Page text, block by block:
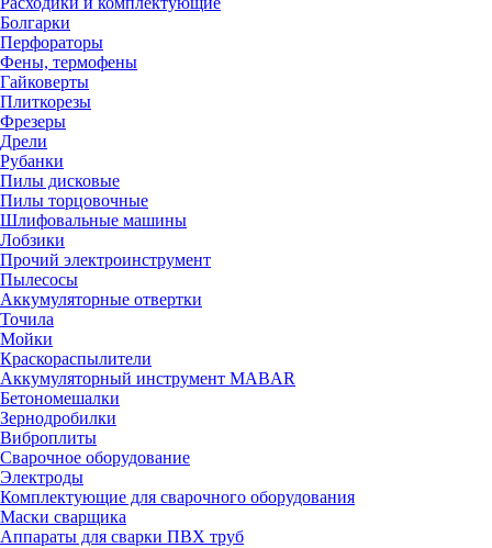
Болгарки
Перфораторы
Фены, термофены
Гайковерты
Плиткорезы
Фрезеры
Дрели
Рубанки
Пилы дисковые
Пилы торцовочные
Шлифовальные машины
Лобзики
Прочий электроинструмент
Пылесосы
Аккумуляторные отвертки
Точила
Мойки
Краскораспылители
Аккумуляторный инструмент MABAR
Бетономешалки
Зернодробилки
Виброплиты
Сварочное оборудование
Электроды
Комплектующие для сварочного оборудования
Маски сварщика
Аппараты для сварки ПВХ труб